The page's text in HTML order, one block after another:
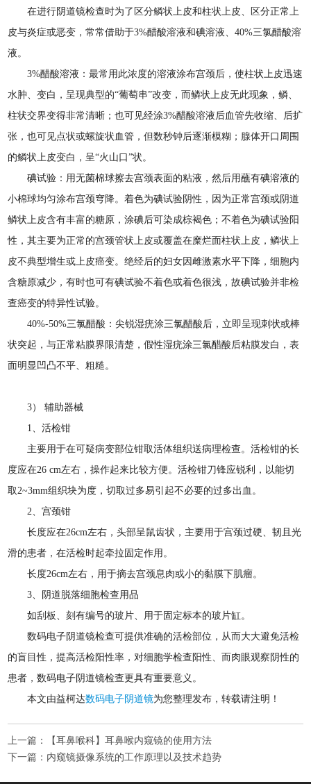
在进行阴道镜检查时为了区分鳞状上皮和柱状上皮、区分正常上
皮与炎症或恶变，常常借助于3%醋酸溶液和碘溶液、40%三氯醋酸溶
液。
3%醋酸溶液：最常用此浓度的溶液涂布宫颈后，使柱状上皮迅速
水肿、变白，呈现典型的“葡萄串”改变，而鳞状上皮无此现象，鳞、
柱状交界变得非常清晰；也可见经涂3%醋酸溶液后血管先收缩、后扩
张，也可见点状或螺旋状血管，但数秒钟后逐渐模糊；腺体开口周围
的鳞状上皮变白，呈“火山口”状。
碘试验：用无菌棉球擦去宫颈表面的粘液，然后用蘸有碘溶液的
小棉球均匀涂布宫颈穹降。着色为碘试验阴性，因为正常宫颈或阴道
鳞状上皮含有丰富的糖原，涂碘后可染成棕褐色；不着色为碘试验阳
性，其主要为正常的宫颈管状上皮或覆盖在糜烂面柱状上皮，鳞状上
皮不典型增生或上皮癌变。绝经后的妇女因雌激素水平下降，细胞内
含糖原减少，有时也可有碘试验不着色或着色很浅，故碘试验并非检
查癌变的特异性试验。
40%-50%三氯醋酸：尖锐湿疣涂三氯醋酸后，立即呈现刺状或棒
状突起，与正常粘膜界限清楚，假性湿疣涂三氯醋酸后粘膜发白，表
面明显凹凸不平、粗糙。
3） 辅助器械
1、活检钳
主要用于在可疑病变部位钳取活体组织送病理检查。活检钳的长
度应在26 cm左右，操作起来比较方便。活检钳刀锋应锐利，以能切
取2~3mm组织块为度，切取过多易引起不必要的过多出血。
2、宫颈钳
长度应在26cm左右，头部呈鼠齿状，主要用于宫颈过硬、韧且光
滑的患者，在活检时起牵拉固定作用。
长度26cm左右，用于摘去宫颈息肉或小的黏膜下肌瘤。
3、阴道脱落细胞检查用品
如刮板、刻有编号的玻片、用于固定标本的玻片缸。
数码电子阴道镜检查可提供准确的活检部位，从而大大避免活检
的盲目性，提高活检阳性率，对细胞学检查阳性、而肉眼观察阴性的
患者，数码电子阴道镜检查更具有重要意义。
本文由益柯达数码电子阴道镜为您整理发布，转载请注明！
上一篇：
【耳鼻喉科】耳鼻喉内窥镜的使用方法
下一篇： 内窥镜摄像系统的工作原理以及技术趋势